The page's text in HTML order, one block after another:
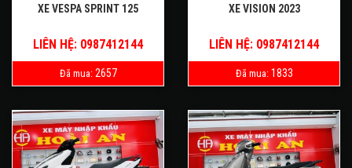
XE VESPA SPRINT 125
LIÊN HỆ: 0987412144
Đã mua: 2657
XE VISION 2023
LIÊN HỆ: 0987412144
Đã mua: 1833